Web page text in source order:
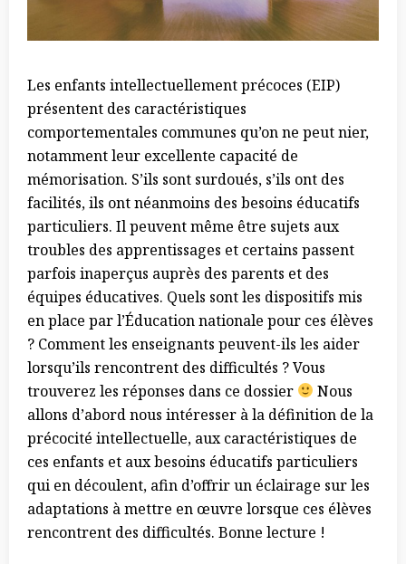
Les enfants intellectuellement précoces (EIP)
présentent des caractéristiques
comportementales communes qu’on ne peut nier,
notamment leur excellente capacité de
mémorisation. S’ils sont surdoués, s’ils ont des
facilités, ils ont néanmoins des besoins éducatifs
particuliers. Il peuvent même être sujets aux
troubles des apprentissages et certains passent
parfois inaperçus auprès des parents et des
équipes éducatives. Quels sont les dispositifs mis
en place par l’Éducation nationale pour ces élèves
? Comment les enseignants peuvent-ils les aider
lorsqu’ils rencontrent des difficultés ? Vous
trouverez les réponses dans ce dossier
Nous
allons d’abord nous intéresser à la définition de la
précocité intellectuelle, aux caractéristiques de
ces enfants et aux besoins éducatifs particuliers
qui en découlent, afin d’offrir un éclairage sur les
adaptations à mettre en œuvre lorsque ces élèves
rencontrent des difficultés. Bonne lecture !